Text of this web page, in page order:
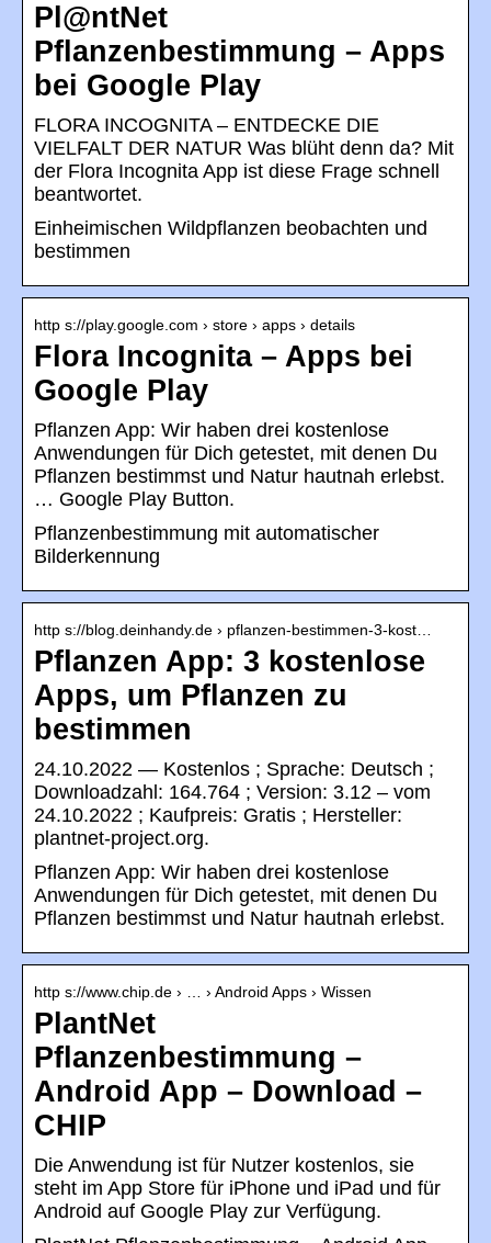
Pl@ntNet
Pflanzenbestimmung – Apps
bei Google Play
FLORA INCOGNITA – ENTDECKE DIE
VIELFALT DER NATUR Was blüht denn da? Mit
der Flora Incognita App ist diese Frage schnell
beantwortet.
Einheimischen Wildpflanzen beobachten und
bestimmen
http s://play.google.com › store › apps › details
Flora Incognita – Apps bei
Google Play
Pflanzen App: Wir haben drei kostenlose
Anwendungen für Dich getestet, mit denen Du
Pflanzen bestimmst und Natur hautnah erlebst.
… Google Play Button.
Pflanzenbestimmung mit automatischer
Bilderkennung
http s://blog.deinhandy.de › pflanzen-bestimmen-3-kost…
Pflanzen App: 3 kostenlose
Apps, um Pflanzen zu
bestimmen
24.10.2022 — Kostenlos ; Sprache: Deutsch ;
Downloadzahl: 164.764 ; Version: 3.12 – vom
24.10.2022 ; Kaufpreis: Gratis ; Hersteller:
plantnet-project.org.
Pflanzen App: Wir haben drei kostenlose
Anwendungen für Dich getestet, mit denen Du
Pflanzen bestimmst und Natur hautnah erlebst.
http s://www.chip.de › … › Android Apps › Wissen
PlantNet
Pflanzenbestimmung –
Android App – Download –
CHIP
Die Anwendung ist für Nutzer kostenlos, sie
steht im App Store für iPhone und iPad und für
Android auf Google Play zur Verfügung.